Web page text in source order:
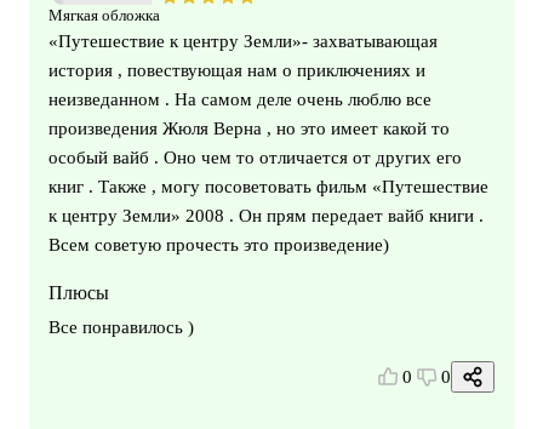
Мягкая обложка
«Путешествие к центру Земли»- захватывающая
история , повествующая нам о приключениях и
неизведанном . На самом деле очень люблю все
произведения Жюля Верна , но это имеет какой то
особый вайб . Оно чем то отличается от других его
книг . Также , могу посоветовать фильм «Путешествие
к центру Земли» 2008 . Он прям передает вайб книги .
Всем советую прочесть это произведение)
Плюсы
Все понравилось )
0 0